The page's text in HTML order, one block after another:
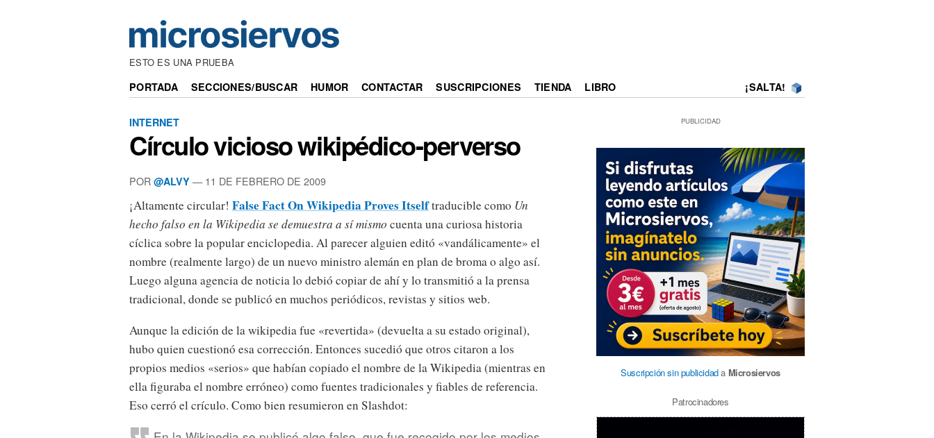
ESTO ES UNA PRUEBA
PORTADA SECCIONES/BUSCAR HUMOR CONTACTAR SUSCRIPCIONES TIENDA LIBRO ¡SALTA!
INTERNET
Círculo vicioso wikipédico-perverso
POR @ALVY — 11 DE FEBRERO DE 2009
¡Altamente circular! False Fact On Wikipedia Proves Itselftraducible como Un
hecho falso en la Wikipedia se demuestra a sí mismo cuenta una curiosa historia
cíclica sobre la popular enciclopedia. Al parecer alguien editó «vandálicamente» el
nombre (realmente largo) de un nuevo ministro alemán en plan de broma o algo así.
Luego alguna agencia de noticia lo debió copiar de ahí y lo transmitió a la prensa
tradicional, donde se publicó en muchos periódicos, revistas y sitios web.
Aunque la edición de la wikipedia fue «revertida» (devuelta a su estado original),
hubo quien cuestionó esa corrección. Entonces sucedió que otros citaron a los
propios medios «serios» que habían copiado el nombre de la Wikipedia (mientras en
ella figuraba el nombre erróneo) como fuentes tradicionales y fiables de referencia.
Eso cerró el crículo. Como bien resumieron en Slashdot:
PUBLICIDAD
Suscripción sin publicidada Microsiervos
Patrocinadores